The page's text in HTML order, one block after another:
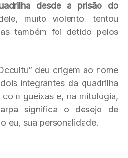
desde a prisão do
muito violento, tentou
também foi detido pelos
deu origem ao nome
integrantes da quadrilha
gueixas e, na mitologia,
significa o desejo de
eu, sua personalidade.